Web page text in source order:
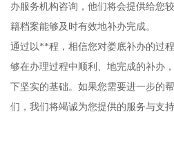
办服务机构咨询，他们将会提供给您
籍档案能够及时有效地补办完成。
通过以**程，相信您对娄底补办的过
够在办理过程中顺利、地完成的补办
下坚实的基础。如果您需要进一步的
们，我们将竭诚为您提供的服务与支持